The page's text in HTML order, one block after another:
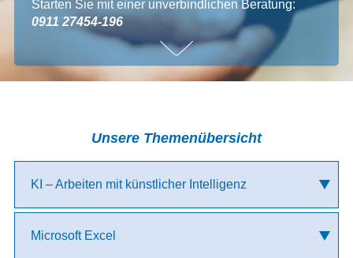
Starten Sie mit einer unverbindlichen Beratung:
0911 27454-196
Unsere Themenübersicht
KI – Arbeiten mit künstlicher Intelligenz
KI im Office Management
Microsoft Excel